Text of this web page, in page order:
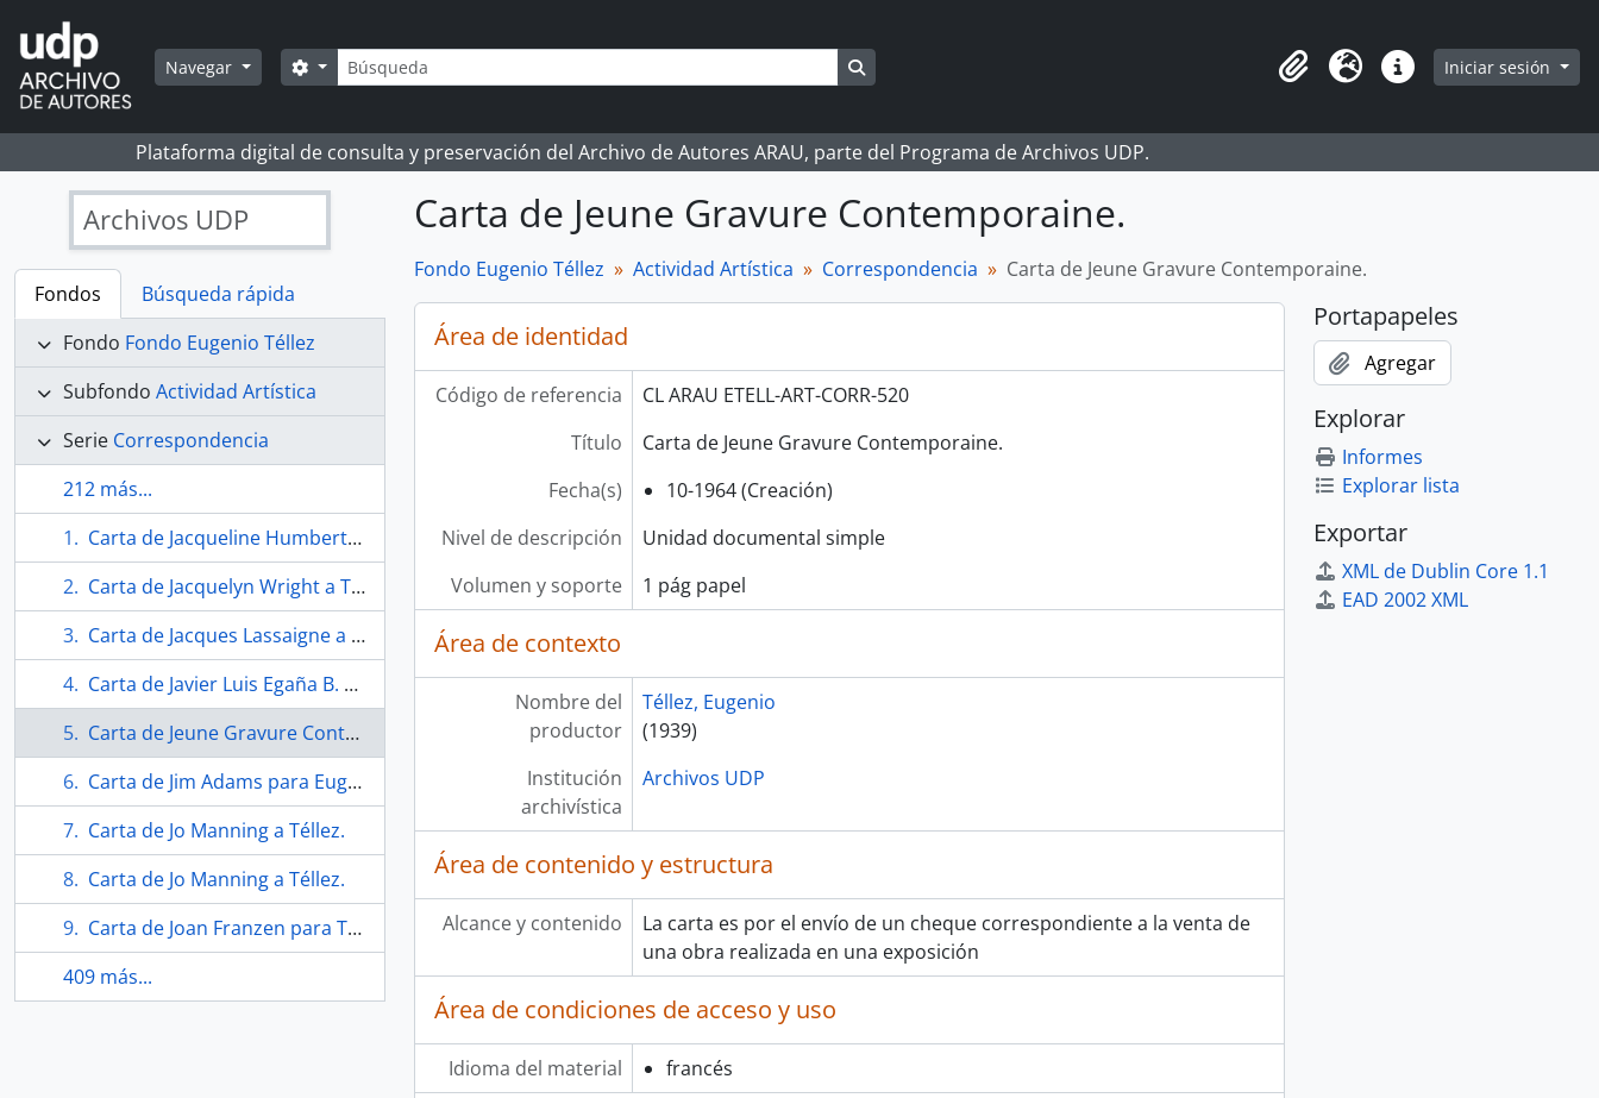
Skip to main content
Navegar Búsqueda
Search options
Portapapeles
Idioma Enlaces rápidos
Iniciar sesión
Plataforma digital de consulta y preservación del Archivo de Autores ARAU, parte del Programa de Archivos UDP.
Archivos UDP
Fondos
Búsqueda rápida
Fondo Fondo Eugenio Téllez
Subfondo Actividad Artística
Serie Correspondencia
212 más...
Carta de Jacqueline Humbert y David Rosenboom a Téllez.
Carta de Jacquelyn Wright a Téllez.
Carta de Jacques Lassaigne a Téllez.
Carta de Javier Luis Egaña B. a Téllez.
Carta de Jeune Gravure Contemporaine.
Carta de Jim Adams para Eugenio Téllez.
Carta de Jo Manning a Téllez.
Carta de Jo Manning a Téllez.
Carta de Joan Franzen para Téllez.
409 más...
Carta de Jeune Gravure Contemporaine.
Fondo Eugenio Téllez Actividad Artística Correspondencia Carta de Jeune Gravure Contemporaine.
Área de identidad
Código de referencia
CL ARAU ETELL-ART-CORR-520
Título
Carta de Jeune Gravure Contemporaine.
Fecha(s)
10-1964 (Creación)
Nivel de descripción
Unidad documental simple
Volumen y soporte
1 pág papel
Área de contexto
Nombre del
productor
Téllez, Eugenio
(1939)
Institución
archivística
Archivos UDP
Área de contenido y estructura
Alcance y contenido
La carta es por el envío de un cheque correspondiente a la venta de
una obra realizada en una exposición
Área de condiciones de acceso y uso
Idioma del material francés
Portapapeles
Agregar
Explorar
Informes
Explorar lista
Exportar
XML de Dublin Core 1.1
EAD 2002 XML